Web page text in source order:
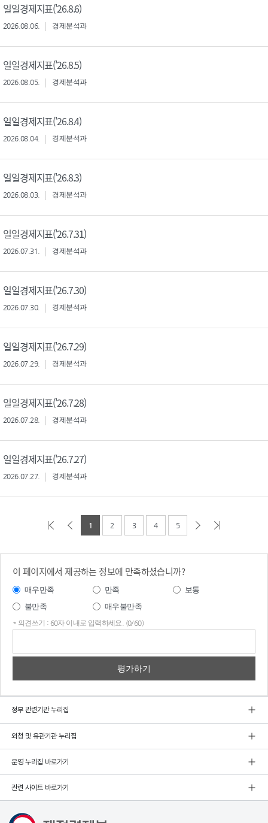
일일경제지표('26.8.6)
2026.08.06. 경제분석과
일일경제지표('26.8.5)
2026.08.05. 경제분석과
일일경제지표('26.8.4)
2026.08.04. 경제분석과
일일경제지표('26.8.3)
2026.08.03. 경제분석과
일일경제지표('26.7.31)
2026.07.31. 경제분석과
일일경제지표('26.7.30)
2026.07.30. 경제분석과
일일경제지표('26.7.29)
2026.07.29. 경제분석과
일일경제지표('26.7.28)
2026.07.28. 경제분석과
일일경제지표('26.7.27)
2026.07.27. 경제분석과
1 2 3 4 5
이 페이지에서 제공하는 정보에 만족하셨습니까?
매우만족 만족
보통
불만족
매우불만족
* 의견쓰기 : 60자 이내로 입력하세요. (0/60)
정부 관련기관 누리집
외청 및 유관기관 누리집
운영 누리집 바로가기
관련 사이트 바로가기